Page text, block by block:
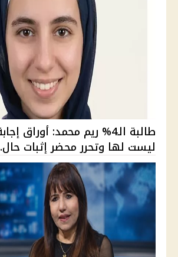
طالبة الـ4% ريم محمد: أوراق
ليست لها وتحرر محضر إثبات